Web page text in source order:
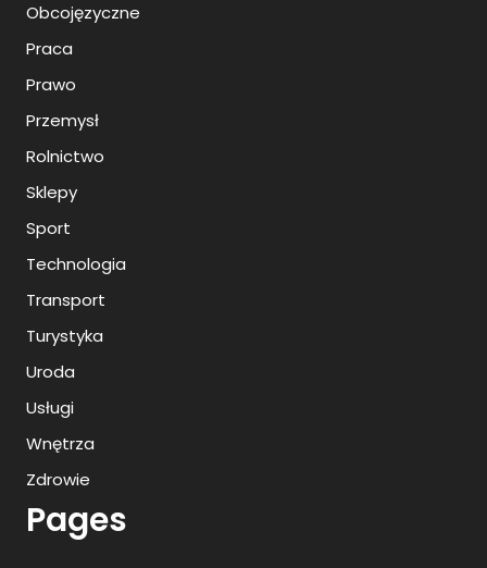
Obcojęzyczne
Praca
Prawo
Przemysł
Rolnictwo
Sklepy
Sport
Technologia
Transport
Turystyka
Uroda
Usługi
Wnętrza
Zdrowie
Pages